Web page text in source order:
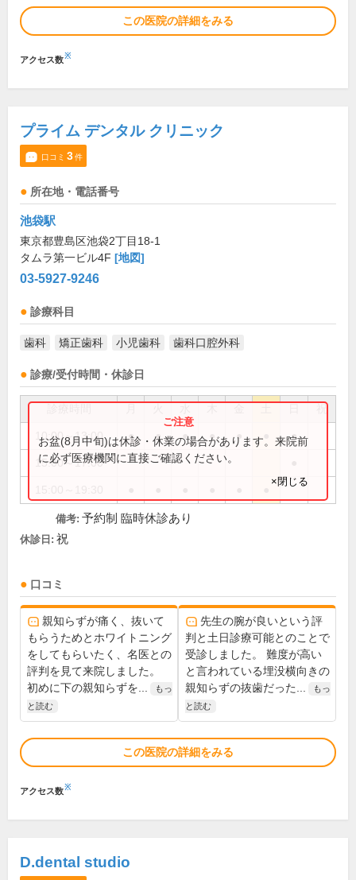
この医院の詳細をみる
アクセス数※
プライム デンタル クリニック
口コミ 3件
所在地・電話番号
池袋駅
東京都豊島区池袋2丁目18-1
タムラ第一ビル4F [地図]
03-5927-9246
診療科目
歯科 矯正歯科 小児歯科 歯科口腔外科
診療/受付時間・休診日
祝
10:00～13:00 ● ● ● ● ● ●
15:00～17:00
お盆(8月中旬)は休診・休業の場合があります。来院前
に必ず医療機関に直接ご確認ください。
×閉じる
備考: 予約制 臨時休診あり
休診日: 祝
口コミ
親知らずが痛く、抜いて
もらうためとホワイトニング
をしてもらいたく、名医との
評判を見て来院しました。
初めに下の親知らずを...
もっ
と読む
先生の腕が良いという評
判と土日診療可能とのことで
受診しました。 難度が高い
と言われている埋没横向きの
親知らずの抜歯だった...
もっ
と読む
この医院の詳細をみる
アクセス数※
D.dental studio